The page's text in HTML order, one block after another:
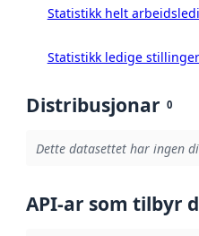
Statistikk helt
Statistikk ledige
Distribusjonar 0
Dette datasettet har ingen
API-ar som tilbyr